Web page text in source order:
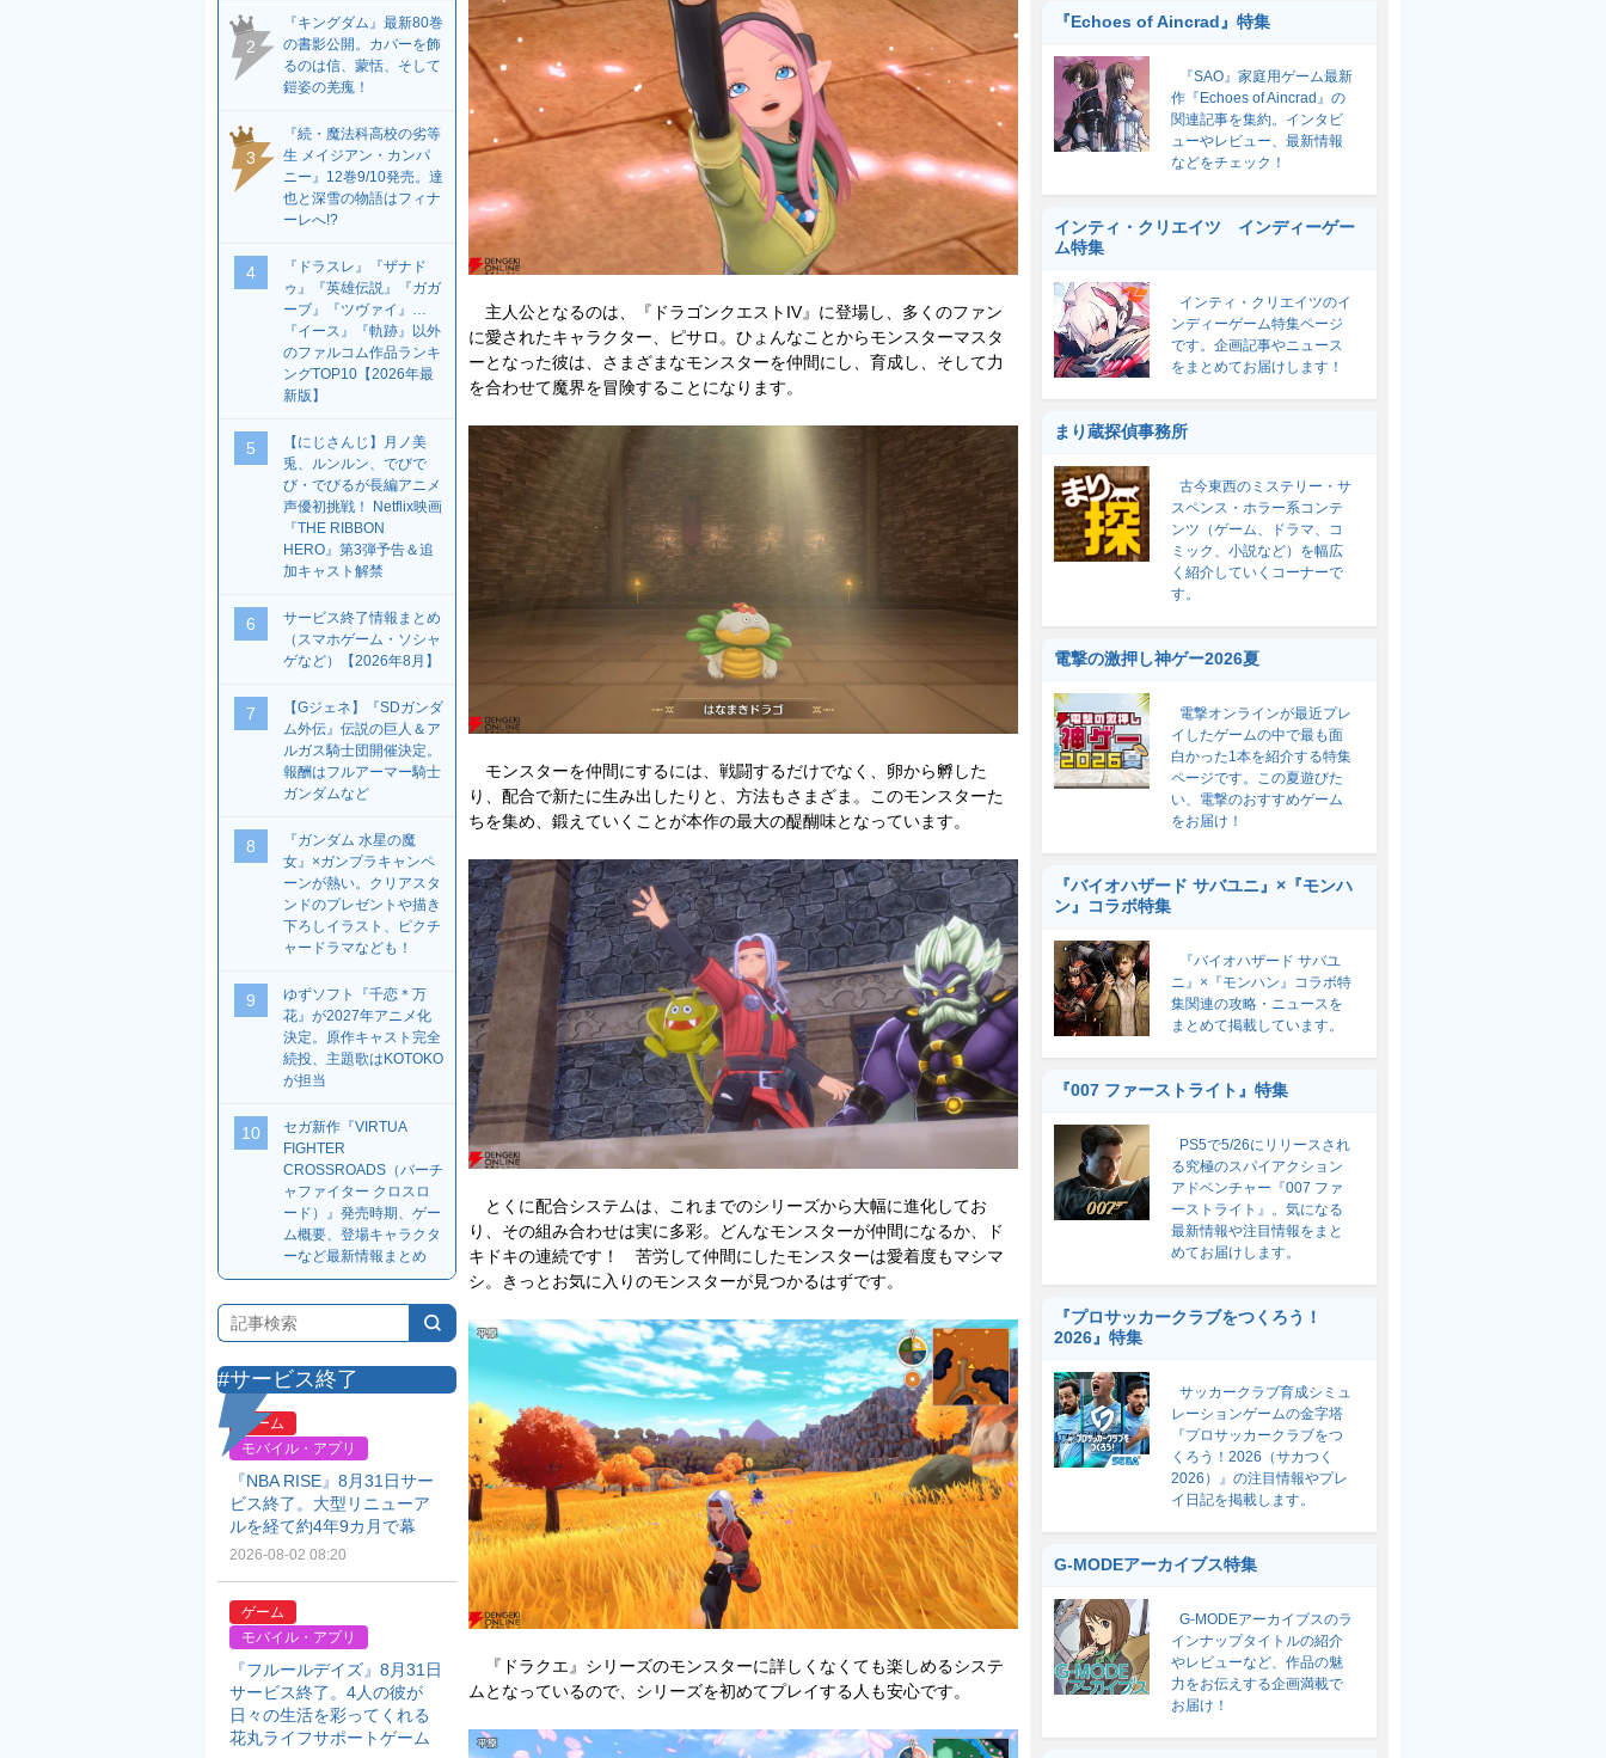
主人公となるのは、『ドラゴンクエストIV』に登場し、多くのファン
に愛されたキャラクター、ピサロ。ひょんなことからモンスターマスタ
ーとなった彼は、さまざまなモンスターを仲間にし、育成し、そして力
を合わせて魔界を冒険することになります。
モンスターを仲間にするには、戦闘するだけでなく、卵から孵した
り、配合で新たに生み出したりと、方法もさまざま。このモンスターた
ちを集め、鍛えていくことが本作の最大の醍醐味となっています。
とくに配合システムは、これまでのシリーズから大幅に進化してお
り、その組み合わせは実に多彩。どんなモンスターが仲間になるか、ド
キドキの連続です！ 苦労して仲間にしたモンスターは愛着度もマシマ
シ。きっとお気に入りのモンスターが見つかるはずです。
『ドラクエ』シリーズのモンスターに詳しくなくても楽しめるシステ
ムとなっているので、シリーズを初めてプレイする人も安心です。
2
『キングダム』最新80巻
の書影公開。カバーを飾
るのは信、蒙恬、そして
鎧姿の羌瘣！
3
『続・魔法科高校の劣等
生 メイジアン・カンパ
ニー』12巻9/10発売。達
也と深雪の物語はフィナ
ーレへ!?
4
『ドラスレ』『ザナド
ゥ』『英雄伝説』『ガガ
ーブ』『ツヴァイ』…
『イース』『軌跡』以外
のファルコム作品ランキ
ングTOP10【2026年最
新版】
5
【にじさんじ】月ノ美
兎、ルンルン、でびで
び・でびるが長編アニメ
声優初挑戦！ Netflix映画
『THE RIBBON
HERO』第3弾予告＆追
加キャスト解禁
6
サービス終了情報まとめ
（スマホゲーム・ソシャ
ゲなど）【2026年8月】
7
【Gジェネ】『SDガンダ
ム外伝』伝説の巨人＆ア
ルガス騎士団開催決定。
報酬はフルアーマー騎士
ガンダムなど
8
『ガンダム 水星の魔
女』×ガンプラキャンペ
ーンが熱い。クリアスタ
ンドのプレゼントや描き
下ろしイラスト、ピクチ
ャードラマなども！
9
ゆずソフト『千恋＊万
花』が2027年アニメ化
決定。原作キャスト完全
続投、主題歌はKOTOKO
が担当
10
セガ新作『VIRTUA
FIGHTER
CROSSROADS（バーチ
ャファイター クロスロ
ード）』発売時期、ゲー
ム概要、登場キャラクタ
ーなど最新情報まとめ
#サービス終了
ゲーム
モバイル・アプリ
『NBA RISE』8月31日サー
ビス終了。大型リニューア
ルを経て約4年9カ月で幕
2026-08-02 08:20
ゲーム
モバイル・アプリ
『フルールデイズ』8月31日
サービス終了。4人の彼が
日々の生活を彩ってくれる
花丸ライフサポートゲーム
『Echoes of Aincrad』特集
『SAO』家庭用ゲーム最新
作『Echoes of Aincrad』の
関連記事を集約。インタビ
ューやレビュー、最新情報
などをチェック！
インティ・クリエイツ インディーゲー
ム特集
インティ・クリエイツのイ
ンディーゲーム特集ページ
です。企画記事やニュース
をまとめてお届けします！
まり蔵探偵事務所
古今東西のミステリー・サ
スペンス・ホラー系コンテ
ンツ（ゲーム、ドラマ、コ
ミック、小説など）を幅広
く紹介していくコーナーで
す。
電撃の激押し神ゲー2026夏
電撃オンラインが最近プレ
イしたゲームの中で最も面
白かった1本を紹介する特集
ページです。この夏遊びた
い、電撃のおすすめゲーム
をお届け！
『バイオハザード サバユニ』×『モンハ
ン』コラボ特集
『バイオハザード サバユ
ニ』×『モンハン』コラボ特
集関連の攻略・ニュースを
まとめて掲載しています。
『007 ファーストライト』特集
PS5で5/26にリリースされ
る究極のスパイアクション
アドベンチャー『007 ファ
ーストライト』。気になる
最新情報や注目情報をまと
めてお届けします。
『プロサッカークラブをつくろう！
2026』特集
サッカークラブ育成シミュ
レーションゲームの金字塔
『プロサッカークラブをつ
くろう！2026（サカつく
2026）』の注目情報やプレ
イ日記を掲載します。
G-MODEアーカイブス特集
G-MODEアーカイブスのラ
インナップタイトルの紹介
やレビューなど、作品の魅
力をお伝えする企画満載で
お届け！